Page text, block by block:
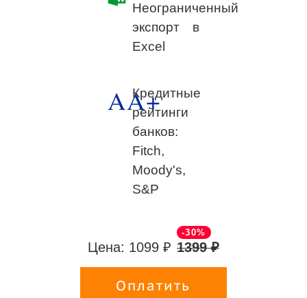
Неограниченный
экспорт в
Excel
AA+
Кредитные
рейтинги
банков:
Fitch,
Moody's,
S&P
Цена: 1099 ₽ 1399 ₽
-30%
Оплатить